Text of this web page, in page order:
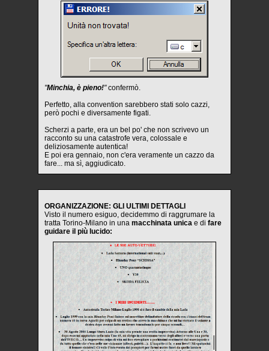
"Minchia, è pieno!"confermò.
Perfetto, alla convention sarebbero stati solo cazzi,
però pochi e diversamente figati.
Scherzi a parte, era un bel po' che non scrivevo un
racconto su una catastrofe vera, colossale e
deliziosamente autentica!
E poi era gennaio, non c'era veramente un cazzo da
fare... ma sì, aggiudicato.
ORGANIZZAZIONE: GLI ULTIMI DETTAGLI
Visto il numero esiguo, decidemmo di raggrumare la
tratta Torino-Milano in una macchinata unica e di fare
guidare il più lucido: